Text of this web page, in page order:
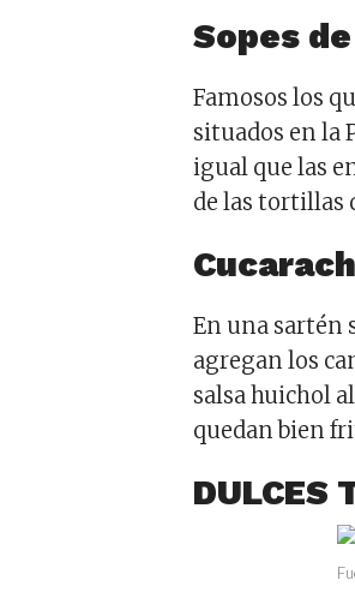
Sopes
Famosos los
situados en la
igual que las
de las tortillas
En una sartén
agregan los
salsa huichol
quedan bien
DULCES